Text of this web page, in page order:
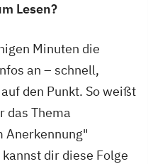
Lesen?
Minuten die
an – schnell,
den Punkt. So weißt
das Thema
Anerkennung"
dir diese Folge